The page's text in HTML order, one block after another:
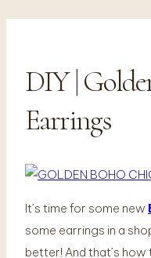
DIY
DIY |
Earrings
It’s time for some new
some earrings in a
better! And that’s